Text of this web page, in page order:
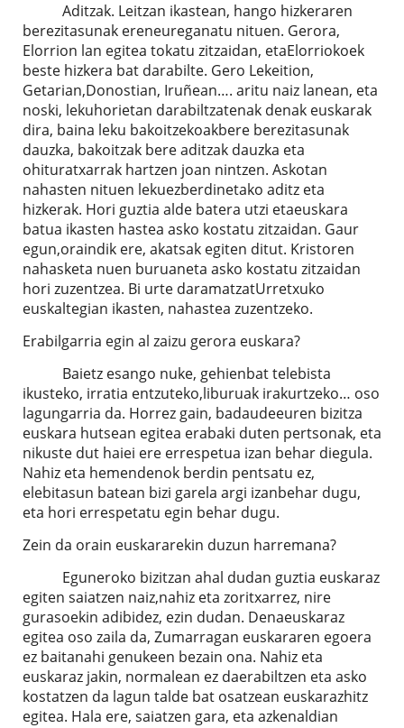
Aditzak. Leitzan ikastean, hango hizkeraren
berezitasunak ereneureganatu nituen. Gerora,
Elorrion lan egitea tokatu zitzaidan, etaElorriokoek
beste hizkera bat darabilte. Gero Lekeition,
Getarian,Donostian, Iruñean…. aritu naiz lanean, eta
noski, lekuhorietan darabiltzatenak denak euskarak
dira, baina leku bakoitzekoakbere berezitasunak
dauzka, bakoitzak bere aditzak dauzka eta
ohituratxarrak hartzen joan nintzen. Askotan
nahasten nituen lekuezberdinetako aditz eta
hizkerak. Hori guztia alde batera utzi etaeuskara
batua ikasten hastea asko kostatu zitzaidan. Gaur
egun,oraindik ere, akatsak egiten ditut. Kristoren
nahasketa nuen buruaneta asko kostatu zitzaidan
hori zuzentzea. Bi urte daramatzatUrretxuko
euskaltegian ikasten, nahastea zuzentzeko.
Erabilgarria egin al zaizu gerora euskara?
Baietz esango nuke, gehienbat telebista
ikusteko, irratia entzuteko,liburuak irakurtzeko… oso
lagungarria da. Horrez gain, badaudeeuren bizitza
euskara hutsean egitea erabaki duten pertsonak, eta
nikuste dut haiei ere errespetua izan behar diegula.
Nahiz eta hemendenok berdin pentsatu ez,
elebitasun batean bizi garela argi izanbehar dugu,
eta hori errespetatu egin behar dugu.
Zein da orain euskararekin duzun harremana?
Eguneroko bizitzan ahal dudan guztia euskaraz
egiten saiatzen naiz,nahiz eta zoritxarrez, nire
gurasoekin adibidez, ezin dudan. Denaeuskaraz
egitea oso zaila da, Zumarragan euskararen egoera
ez baitanahi genukeen bezain ona. Nahiz eta
euskaraz jakin, normalean ez daerabiltzen eta asko
kostatzen da lagun talde bat osatzean euskarazhitz
egitea. Hala ere, saiatzen gara, eta azkenaldian